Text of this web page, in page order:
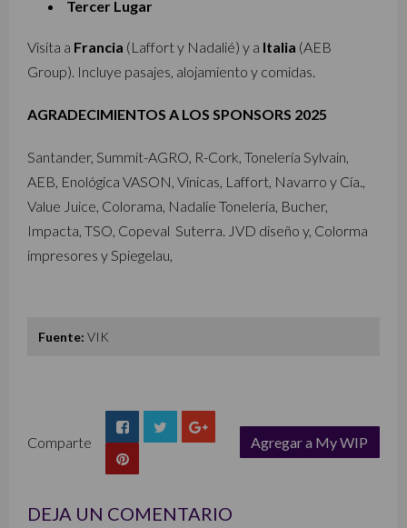
Tercer Lugar
Visita a Francia (Laffort y Nadalié) y a Italia (AEB
Group). Incluye pasajes, alojamiento y comidas.
AGRADECIMIENTOS A LOS SPONSORS 2025
Santander, Summit-AGRO, R-Cork, Tonelería Sylvain,
AEB, Enológica VASON, Vinicas, Laffort, Navarro y Cía.,
Value Juice, Colorama, Nadalie Tonelería, Bucher,
Impacta, TSO, Copeval Suterra. JVD diseño y, Colorma
impresores y Spiegelau,
Fuente: VIK
Comparte
Agregar a My WIP
DEJA UN COMENTARIO